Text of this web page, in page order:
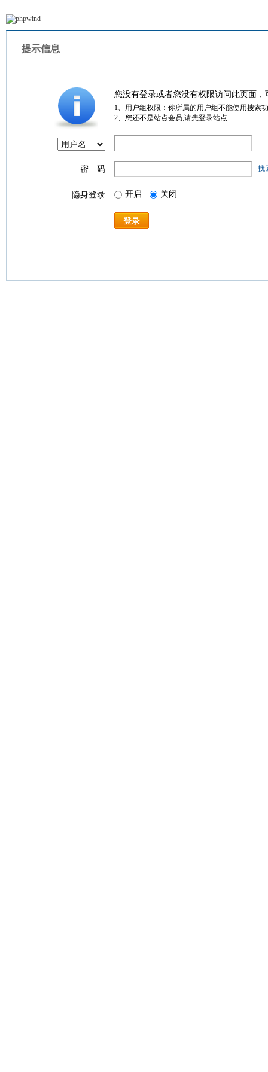
提示信息
您没有登录或者您没有权限访问此页面
1、用户组权限：你所属的用户组不能使用搜索
2、您还不是站点会员,请先登录站点
密 码 找
隐身登录 开启 关闭
登录